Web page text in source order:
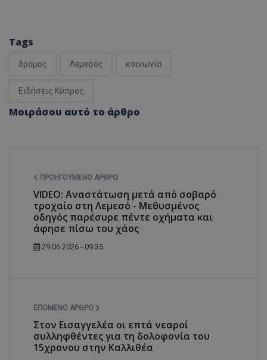
Tags
δρόμος Λεμεσός κοινωνία
Ειδήσεις Κύπρος
Μοιράσου αυτό το άρθρο
ΠΡΟΗΓΟΎΜΕΝΟ ΆΡΘΡΟ
VIDEO: Αναστάτωση μετά από σοβαρό
τροχαίο στη Λεμεσό - Μεθυσμένος
οδηγός παρέσυρε πέντε οχήματα και
άφησε πίσω του χάος
29.06.2026 - 09:35
ΕΠΌΜΕΝΟ ΆΡΘΡΟ
Στον Εισαγγελέα οι επτά νεαροί
συλληφθέντες για τη δολοφονία του
15χρονου στην Καλλιθέα